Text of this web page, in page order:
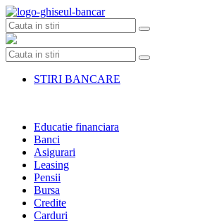
Skip
to
content
STIRI BANCARE
Educatie financiara
Banci
Asigurari
Leasing
Pensii
Bursa
Credite
Carduri